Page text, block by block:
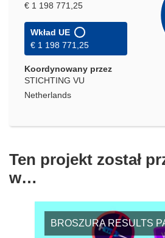
€ 1 198 771,25
Wkład UE
€ 1 198 771,25
Koordynowany przez
STICHTING VU
Netherlands
Ten projekt został
w…
BROSZURA RESULTS